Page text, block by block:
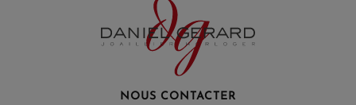
NOUS CONTACTER